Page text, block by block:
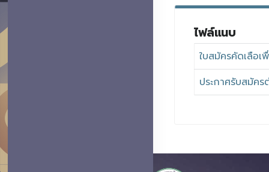
ไฟล์แนบ
ใบสมัครคัดเลือ
ประกาศรับสมัค